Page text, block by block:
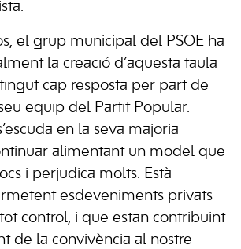
el grup municipal del PSOE ha
la creació d’aquesta taula
cap resposta per part de
equip del Partit Popular.
en la seva majoria
alimentant un model que
i perjudica molts. Està
esdeveniments privats
control, i que estan contribuint
de la convivència al nostre